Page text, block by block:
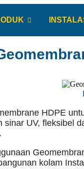
HDPE
sinar UV, fleksibel
kolam